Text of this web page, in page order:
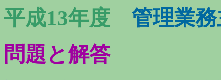
平成13年度 管理業
問題と解答